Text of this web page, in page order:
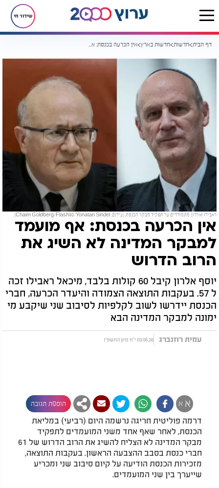
שידור חי
דף הבית חדשות חדשות בארץ אין הכרעה בכנסת: אף מועמד למבקר המדינה לא השיג את הרוב הדרוש
ראבילו ואלרון, מתמודדים על תפקיד מבקר הכנסת. (צילום: Chaim Goldberg/Flash90/Yonatan Sindel)
אין הכרעה בכנסת: אף מועמד
למבקר המדינה לא השיג את
הרוב הדרוש
יוסף אלרון קיבל 60 קולות בלבד, מיכאל ראבילו זכה
ל 57. בעקבות התוצאה הצמודה והיעדר הכרעה, חברי
הכנסת יידרשו לשוב לקלפיות לסיבוב שני שיקבע מי
ימונה למבקר המדינה הבא
עמית רוזנברג 03.06.26 י"ח סיון התשפ"ו
א א הוספת תגובה
דרמה פוליטית חריגה נרשמה היום (רביעי) במליאת
הכנסת, לאחר שאף אחד משני המועמדים לתפקיד
מבקר המדינה לא הצליח להשיג את הרוב הדרוש של 61
חברי כנסת בסבב ההצבעה הראשון. בעקבות התוצאה,
מזכירות הכנסת הודיעה על קיום סיבוב שני ומכריע
שייערך בין שני המועמדים.